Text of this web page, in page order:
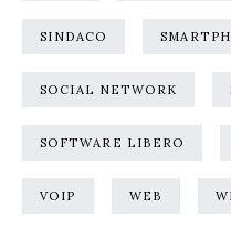
SINDACO
SOCIAL NETWORK
SOFTWARE LIBERO
VOIP WEB